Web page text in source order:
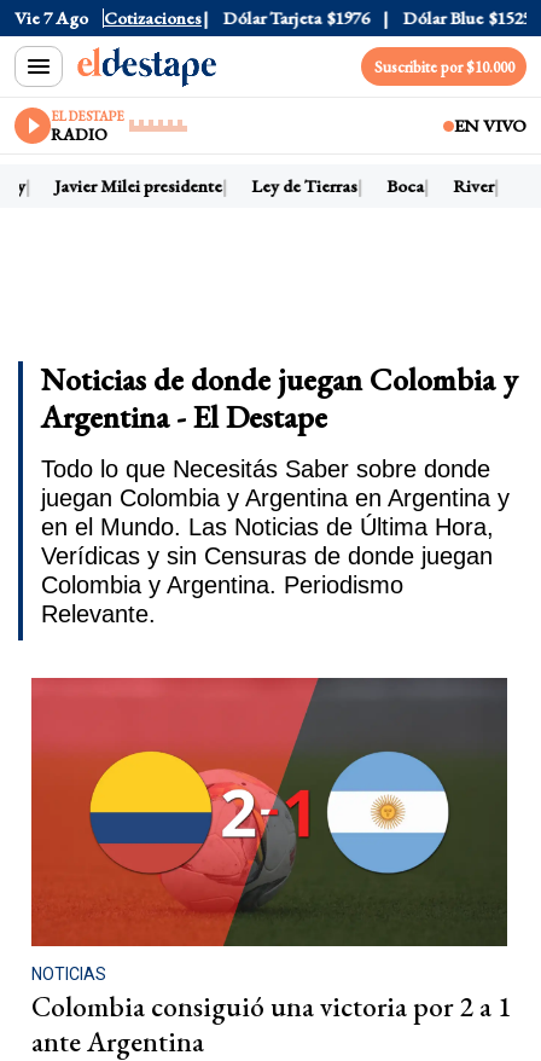
Vie 7 Ago Cotizaciones
Dólar Oficial $1520 Dólar Tarjeta $1976 Dólar Blue $1525
Suscribite por $10.000
EL DESTAPE
RADIO EN VIVO
Javier Milei presidente Ley de Tierras Boca River
Noticias de donde juegan Colombia y
Argentina - El Destape
Todo lo que Necesitás Saber sobre donde
juegan Colombia y Argentina en Argentina y
en el Mundo. Las Noticias de Última Hora,
Verídicas y sin Censuras de donde juegan
Colombia y Argentina. Periodismo
Relevante.
NOTICIAS
Colombia consiguió una victoria por 2 a 1
ante Argentina